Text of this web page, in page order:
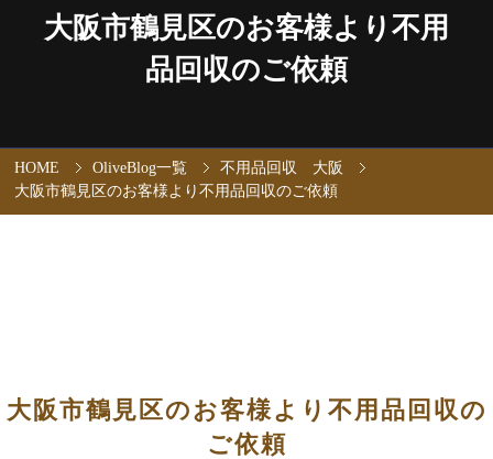
大阪市鶴見区のお客様より不用
品回収のご依頼
HOME OliveBlog一覧
不用品回収 大阪
大阪市鶴見区のお客様より不用品回収のご依頼
大阪市鶴見区のお客様より不用品回収の
ご依頼